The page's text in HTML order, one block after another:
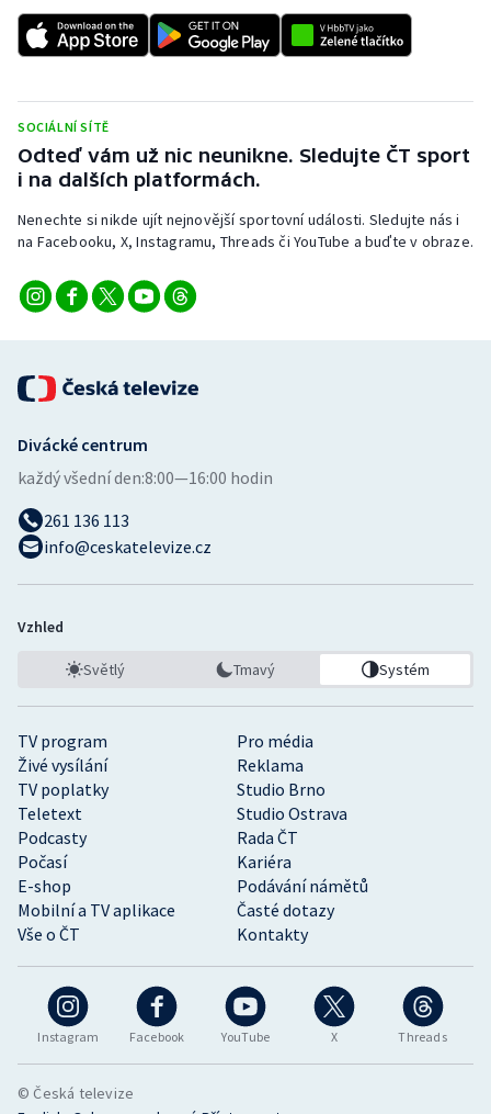
Short track
Stolní tenis
Veslování
Vodní slalom
SOCIÁLNÍ SÍTĚ
Odteď vám už nic neunikne. Sledujte ČT sport
i na dalších platformách.
Nenechte si nikde ujít nejnovější sportovní události. Sledujte nás i
na Facebooku, X, Instagramu, Threads či YouTube a buďte v obraze.
Instagram Facebook YouTube X Threads
TV program
Pro média
Živé vysílání
Reklama
TV poplatky
Studio Brno
Teletext
Studio Ostrava
Podcasty
Rada ČT
Počasí
Kariéra
E-shop
Podávání námětů
Mobilní a TV aplikace
Časté dotazy
Vše o ČT
Kontakty
Divácké centrum
každý všední den:8:00—16:00 hodin
261 136 113
info@ceskatelevize.cz
Vzhled
Světlý Tmavý Systém
© Česká televize